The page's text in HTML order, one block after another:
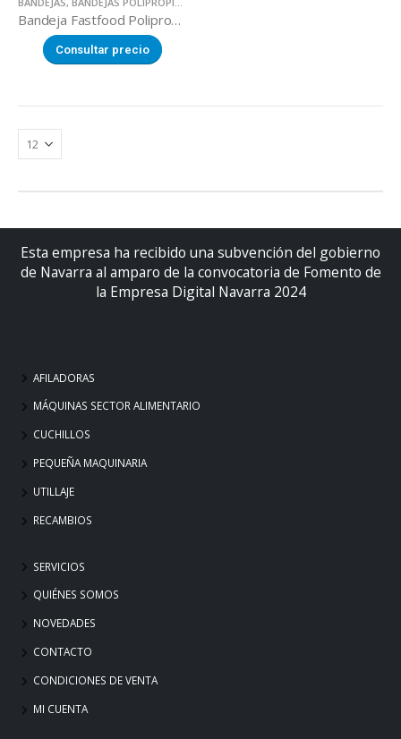
Bandeja Fastfood Polipropileno negra
Consultar precio
Esta empresa ha recibido una subvención del gobierno
de Navarra al amparo de la convocatoria de Fomento de
la Empresa Digital Navarra 2024
AFILADORAS
MÁQUINAS SECTOR ALIMENTARIO
CUCHILLOS
PEQUEÑA MAQUINARIA
UTILLAJE
RECAMBIOS
SERVICIOS
QUIÉNES SOMOS
NOVEDADES
CONTACTO
CONDICIONES DE VENTA
MI CUENTA